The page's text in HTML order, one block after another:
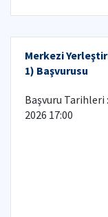
Merkezi
1) Başvurusu
Başvuru Tarihleri : 01 Ağustos 2026 09:00 - 15 Ağustos
2026 17:00